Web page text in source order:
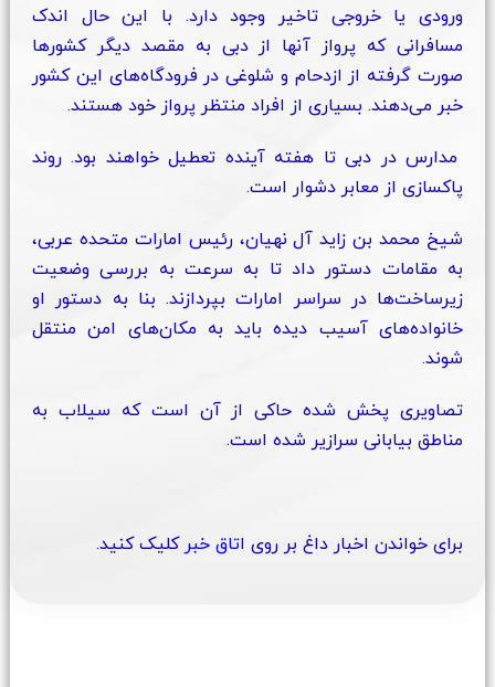
ورودی یا خروجی تاخیر وجود دارد. با این حال اندک
مسافرانی که پرواز آنها از دبی به مقصد دیگر کشورها
صورت گرفته از ازدحام و شلوغی در فرودگاه‌های این کشور
خبر می‌دهند. بسیاری از افراد منتظر پرواز خود هستند.
مدارس در دبی تا هفته آینده تعطیل خواهند بود. روند
پاکسازی از معابر دشوار است.
شیخ محمد بن زاید آل نهیان، رئیس امارات متحده عربی،
به مقامات دستور داد تا به سرعت به بررسی وضعیت
زیرساخت‌ها در سراسر امارات بپردازند. بنا به دستور او
خانواده‌های آسیب دیده باید به مکان‌های امن منتقل
شوند.
تصاویری پخش شده حاکی از آن است که سیلاب به
مناطق بیابانی سرازیر شده است.
برای خواندن اخبار داغ بر روی اتاق خبر کلیک کنید.